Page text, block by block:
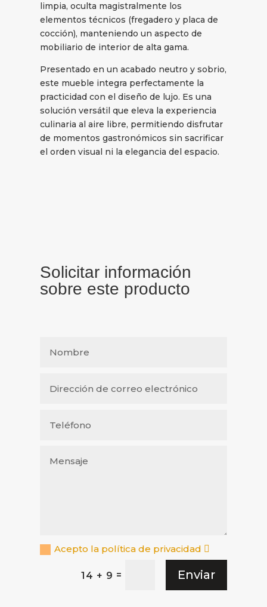
limpia, oculta magistralmente los
elementos técnicos (fregadero y placa de
cocción), manteniendo un aspecto de
mobiliario de interior de alta gama.
Presentado en un acabado neutro y sobrio,
este mueble integra perfectamente la
practicidad con el diseño de lujo. Es una
solución versátil que eleva la experiencia
culinaria al aire libre, permitiendo disfrutar
de momentos gastronómicos sin sacrificar
el orden visual ni la elegancia del espacio.
Solicitar información
sobre este producto
Acepto la política de privacidad
14 + 9 = Enviar